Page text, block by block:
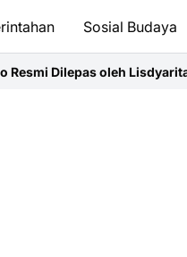
Sosial Budaya
LisdyaritaStreet Fashion